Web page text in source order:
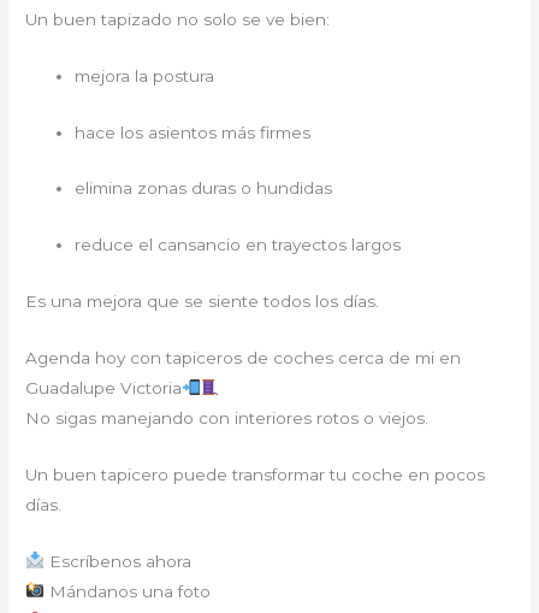
Un buen tapizado no solo se ve bien:
mejora la postura
hace los asientos más firmes
elimina zonas duras o hundidas
reduce el cansancio en trayectos largos
Es una mejora que se siente todos los días.
Agenda hoy con tapiceros de coches cerca de mi en
Guadalupe Victoria
No sigas manejando con interiores rotos o viejos.
Un buen tapicero puede transformar tu coche en pocos
días.
Escríbenos ahora
Mándanos una foto